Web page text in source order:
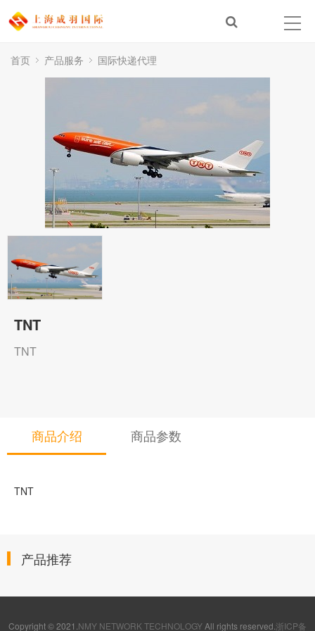
首页 产品服务 国际快递代理
TNT
TNT
商品介绍 商品参数
TNT
产品推荐
Copyright © 2021. NMY NETWORK TECHNOLOGY All rights reserved. 浙ICP备